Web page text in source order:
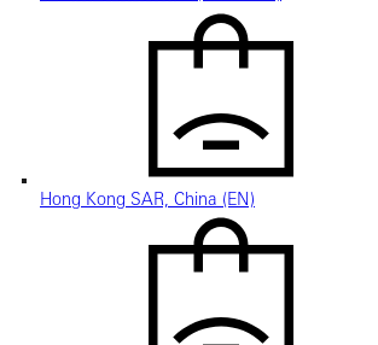
Hong Kong SAR, China (EN)